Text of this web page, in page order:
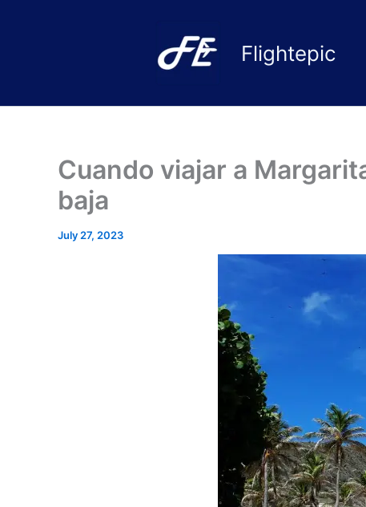
Flightepic
Cuando viajar a
baja
July 27, 2023